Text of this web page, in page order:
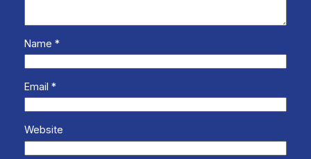
Name *
Email *
Website